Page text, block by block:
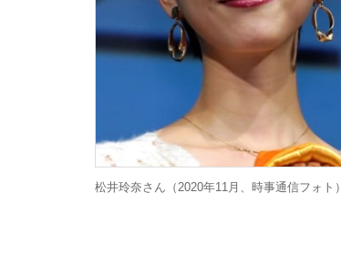
松井玲奈さん（2020年11月、時事通信フォト）